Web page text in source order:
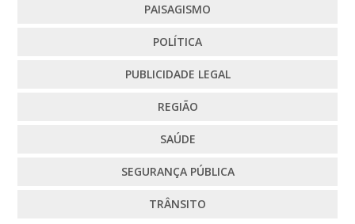
PAISAGISMO
POLÍTICA
PUBLICIDADE LEGAL
REGIÃO
SAÚDE
SEGURANÇA PÚBLICA
TRÂNSITO